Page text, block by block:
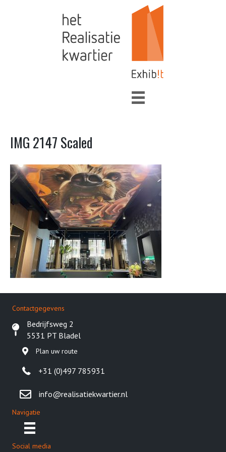
IMG 2147 Scaled
Contactgegevens
Bedrijfsweg 2
5531 PT Bladel
Plan uw route
+31 (0)497 785931
info@realisatiekwartier.nl
Navigatie
Social media